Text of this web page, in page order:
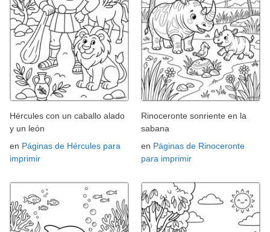
Hércules con un caballo alado
y un león
en Páginas de Hércules para
imprimir
Rinoceronte sonriente en la
sabana
en Páginas de Rinoceronte
para imprimir